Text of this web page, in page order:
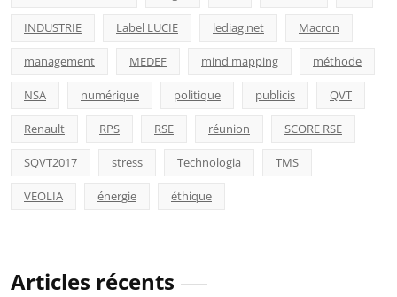
INDUSTRIE Label LUCIE lediag.net Macron
management MEDEF mind mapping méthode
NSA numérique politique publicis QVT
Renault RPS RSE réunion SCORE RSE
SQVT2017 stress Technologia TMS
VEOLIA énergie éthique
Articles récents